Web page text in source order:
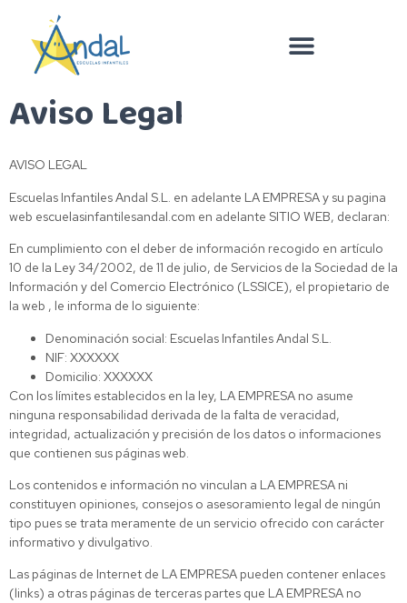
Aviso Legal
AVISO LEGAL
Escuelas Infantiles Andal S.L. en adelante LA EMPRESA y su pagina
web escuelasinfantilesandal.com en adelante SITIO WEB, declaran:
En cumplimiento con el deber de información recogido en artículo
10 de la Ley 34/2002, de 11 de julio, de Servicios de la Sociedad de la
Información y del Comercio Electrónico (LSSICE), el propietario de
la web , le informa de lo siguiente:
Denominación social: Escuelas Infantiles Andal S.L.
NIF: XXXXXX
Domicilio: XXXXXX
Con los límites establecidos en la ley, LA EMPRESA no asume
ninguna responsabilidad derivada de la falta de veracidad,
integridad, actualización y precisión de los datos o informaciones
que contienen sus páginas web.
Los contenidos e información no vinculan a LA EMPRESA ni
constituyen opiniones, consejos o asesoramiento legal de ningún
tipo pues se trata meramente de un servicio ofrecido con carácter
informativo y divulgativo.
Las páginas de Internet de LA EMPRESA pueden contener enlaces
(links) a otras páginas de terceras partes que LA EMPRESA no